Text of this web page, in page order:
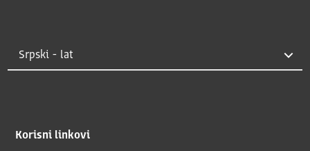
Korisni linkovi